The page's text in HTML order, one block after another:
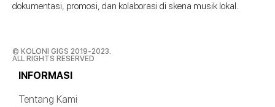
dokumentasi, promosi, dan kolaborasi di skena musik lokal.
© KOLONI GIGS 2019-2023.
ALL RIGHTS RESERVED
INFORMASI
Tentang Kami